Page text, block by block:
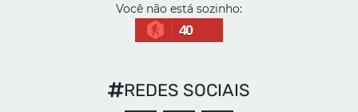
Você não está sozinho:
40
REDES SOCIAIS